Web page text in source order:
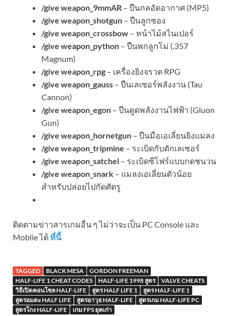
/give weapon_9mmAR – ปืนกลอัดอากาศ (MP5)
/give weapon_shotgun – ปืนลูกซอง
/give weapon_crossbow – หน้าไม้สไนเปอร์
/give weapon_python – ปืนพกลูกโม่ (.357
Magnum)
/give weapon_rpg – เครื่องยิงจรวด RPG
/give weapon_gauss – ปืนเลเซอร์พลังงาน (Tau
Cannon)
/give weapon_egon – ปืนดูดพลังงานไฟฟ้า (Gluon
Gun)
/give weapon_hornetgun – ปืนมือเอเลี่ยนยิงแมลง
/give weapon_tripmine – ระเบิดกับดักเลเซอร์
/give weapon_satchel – ระเบิดซีโฟร์แบบกดชนวน
/give weapon_snark – แมลงเอเลี่ยนตัวน้อย
สำหรับปล่อยไปกัดศัตรู
ติดตามข่าวสารเกมอื่น ๆ ไม่ว่าจะเป็น PC Console และ
Moblie ได้ที่นี้
TAGGED BLACK MESA
GORDON FREEMAN
HALF-LIFE 1 CHEAT CODES
HALF-LIFE 1998 สูตร
VALVE CHEATS
วิธีเปิดคอนโซล HALF-LIFE
สูตร HALF LIFE 1
สูตร HALF-LIFE 1
สูตรอมตะ HALF LIFE
สูตรอาวุธ HALF-LIFE
สูตรเกม HALF-LIFE PC
สูตรโกง HALF-LIFE
เกม FPS ยุคเก่า